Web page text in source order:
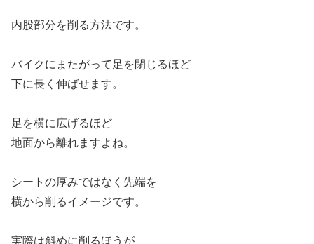
内股部分を削る方法です。
バイクにまたがって足を閉じるほど
下に長く伸ばせます。
足を横に広げるほど
地面から離れますよね。
シートの厚みではなく先端を
横から削るイメージです。
実際は斜めに削るほうが